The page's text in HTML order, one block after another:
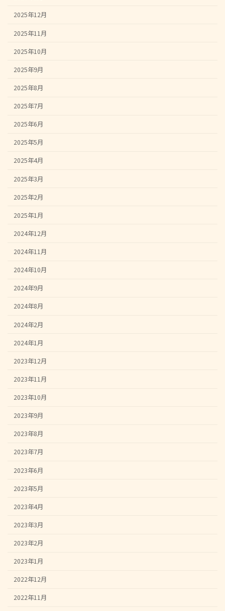
2025年12月
2025年11月
2025年10月
2025年9月
2025年8月
2025年7月
2025年6月
2025年5月
2025年4月
2025年3月
2025年2月
2025年1月
2024年12月
2024年11月
2024年10月
2024年9月
2024年8月
2024年2月
2024年1月
2023年12月
2023年11月
2023年10月
2023年9月
2023年8月
2023年7月
2023年6月
2023年5月
2023年4月
2023年3月
2023年2月
2023年1月
2022年12月
2022年11月